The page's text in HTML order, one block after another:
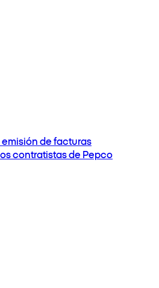
de facturas
contratistas de Pepco